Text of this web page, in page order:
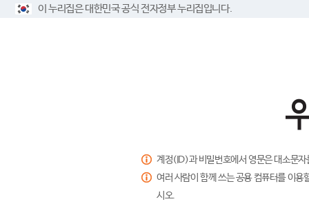
이 누리집은 대한민국 공식 전자정부 누리집입니다.
계정(ID)과 비밀번호에서 영문은 대소문
여러 사람이 함께 쓰는 공용 컴퓨터를 이
시오.